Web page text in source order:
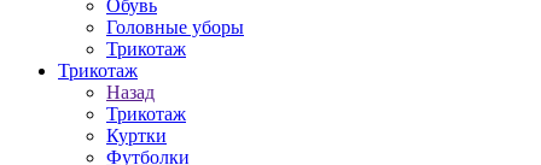
Обувь
Головные уборы
Трикотаж
Трикотаж
Назад
Трикотаж
Куртки
Футболки